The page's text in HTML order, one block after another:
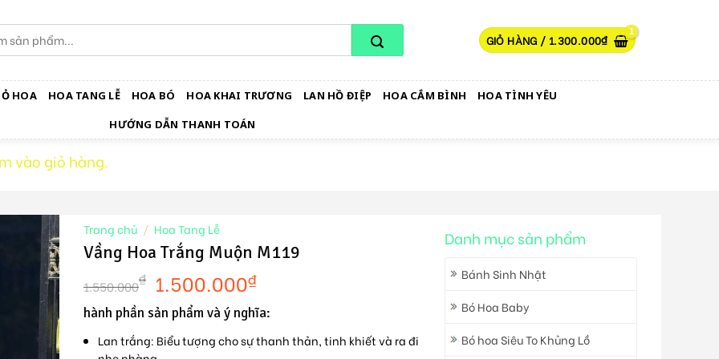
GIỎ HÀNG / 1.300.000₫
HOA HOA TANG LỄ HOA BÓ HOA KHAI TRƯƠNG LAN HỒ ĐIỆP HOA CẮM BÌNH
HOA TÌNH YÊU
HƯỚNG DẪN THANH TOÁN
vào giỏ hàng.
Danh mục sản phẩm
Bánh Sinh Nhật
Bó Hoa Baby
Bó hoa Siêu To Khủng Lồ
Trang chủ / Hoa Tang Lễ
Vầng Hoa Trắng Muộn M119
1.550.000₫ 1.500.000₫
hành phần sản phẩm và ý nghĩa:
Lan trắng: Biểu tượng cho sự thanh thản, tinh khiết và ra đi